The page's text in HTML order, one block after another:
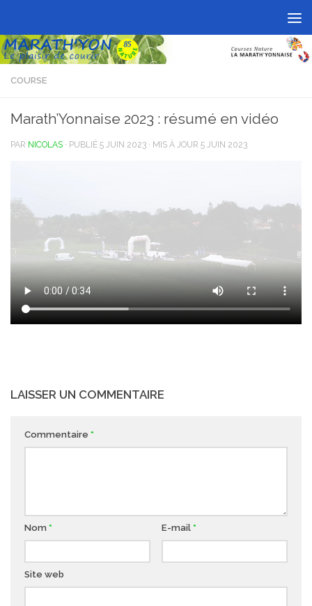
COURSE
Marath’Yonnaise 2023 : résumé en vidéo
PAR NICOLAS · PUBLIÉ 5 JUIN 2023 · MIS À JOUR 5 JUIN 2023
LAISSER UN COMMENTAIRE
Commentaire *
Nom * E-mail *
Site web